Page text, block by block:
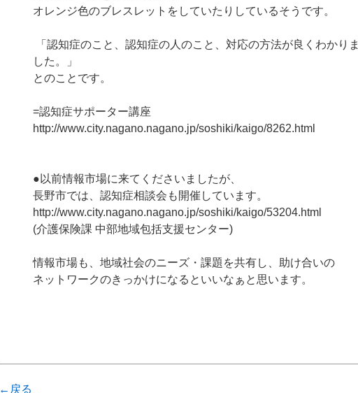
オレンジ色のブレスレットをしていたりしているそうです。
「認知症のこと、認知症の人のこと、対応の方法が良くわかりま
した。」
とのことです。
=認知症サポーター講座
http://www.city.nagano.nagano.jp/soshiki/kaigo/8262.html
●以前情報市場に来てくださいましたが、
長野市では、認知症相談会も開催しています。
http://www.city.nagano.nagano.jp/soshiki/kaigo/53204.html
(介護保険課 中部地域包括支援センター)
情報市場も、地域社会のニーズ・課題を共有し、助け合いの
ネットワークのきっかけになるといいなぁと思います。
←戻る